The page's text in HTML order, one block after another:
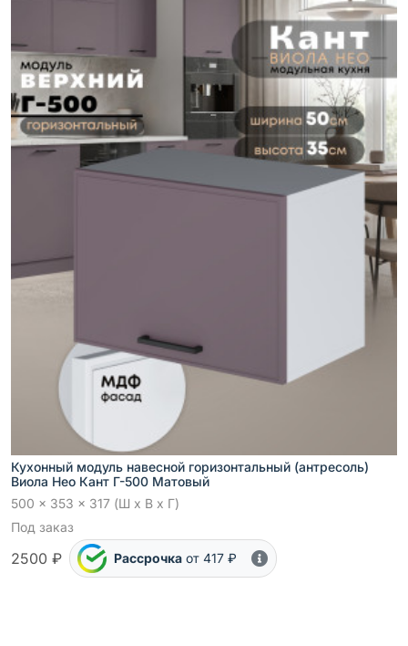
Кухонный модуль навесной горизонтальный (антресоль)
Виола Нео Кант Г-500 Матовый
500 x 353 x 317 (Ш x В x Г)
Под заказ
2500 ₽ Рассрочка от 417 ₽